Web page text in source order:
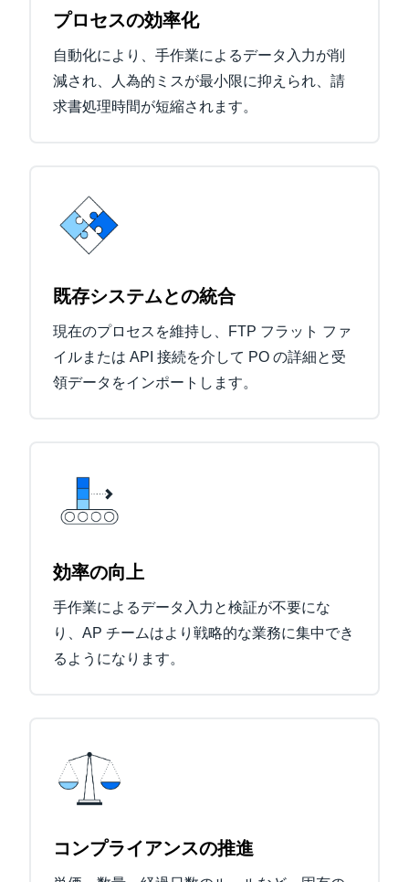
プロセスの効率化
自動化により、手作業によるデータ入力が削
減され、人為的ミスが最小限に抑えられ、請
求書処理時間が短縮されます。
既存システムとの統合
現在のプロセスを維持し、FTP フラット ファ
イルまたは API 接続を介して PO の詳細と受
領データをインポートします。
効率の向上
手作業によるデータ入力と検証が不要にな
り、AP チームはより戦略的な業務に集中でき
るようになります。
コンプライアンスの推進